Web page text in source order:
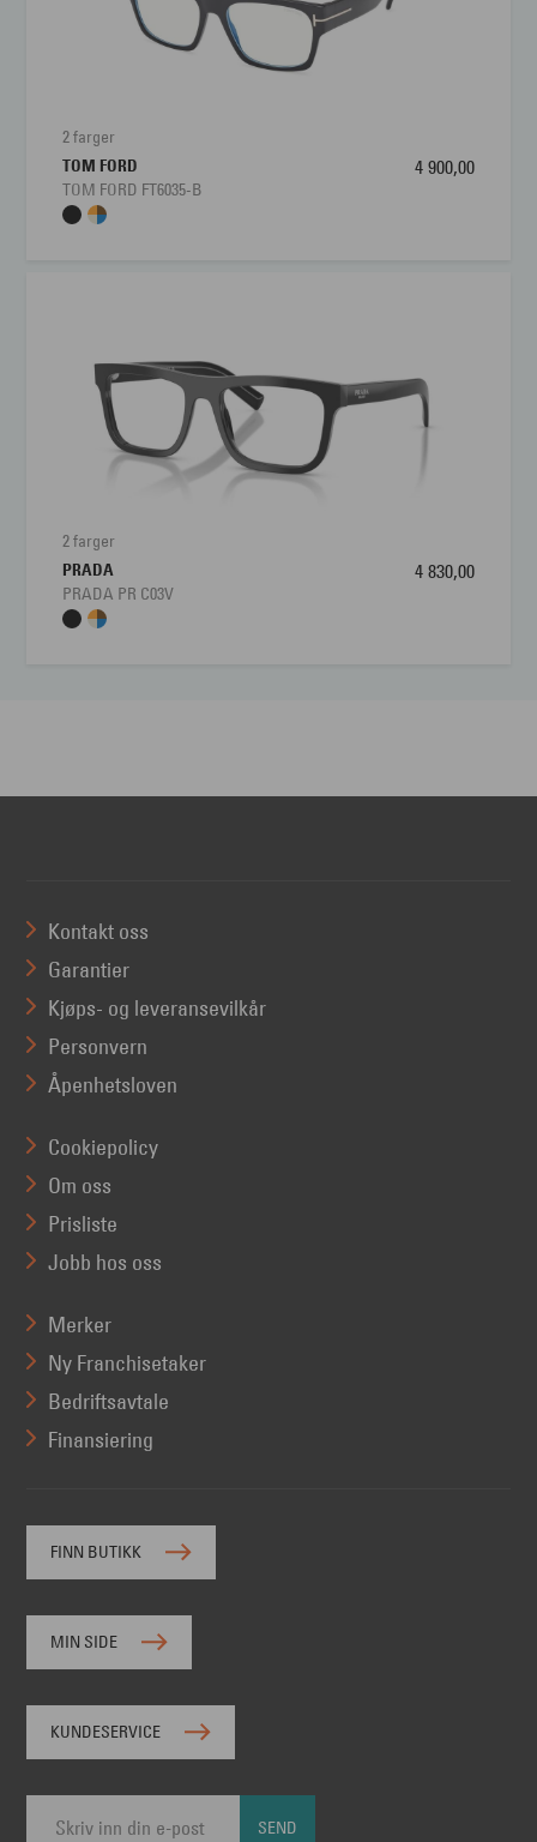
2 farger
TOM FORD
TOM FORD FT6035-B
4 900,00
2 farger
PRADA
PRADA PR C03V
4 830,00
Kontakt oss
Garantier
Kjøps- og leveransevilkår
Personvern
Åpenhetsloven
Cookiepolicy
Om oss
Prisliste
Jobb hos oss
Merker
Ny Franchisetaker
Bedriftsavtale
Finansiering
FINN BUTIKK
MIN SIDE
KUNDESERVICE
SEND